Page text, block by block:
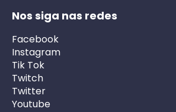
Nos siga nas redes
Facebook
Instagram
Tik Tok
Twitch
Twitter
Youtube